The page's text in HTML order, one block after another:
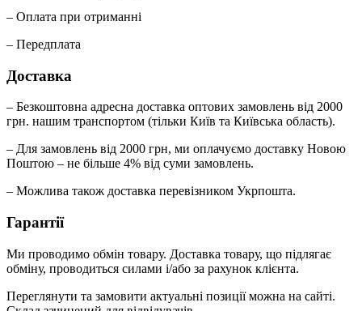
– Оплата при отриманні
– Передплата
Доставка
– Безкоштовна адресна доставка оптових замовлень від 2000
грн. нашим транспортом (тільки Київ та Київська область).
– Для замовлень від 2000 грн, ми оплачуємо доставку Новою
Поштою – не більше 4% від суми замовлень.
– Можлива також доставка перевізником Укрпошта.
Гарантії
Ми проводимо обмін товару. Доставка товару, що підлягає
обміну, проводиться силами і/або за рахунок клієнта.
Переглянути та замовити актуальні позиції можна на сайті.